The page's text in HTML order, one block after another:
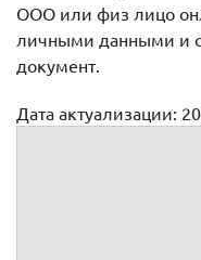
ООО или физ лицо
личными данными и
документ.
Дата актуализации: